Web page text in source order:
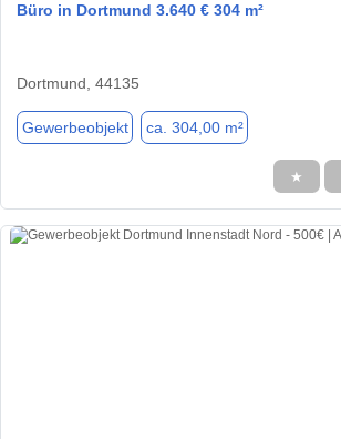
Büro in Dortmund 3.640 € 304 m²
Dortmund, 44135
Gewerbeobjekt ca. 304,00 m²
★